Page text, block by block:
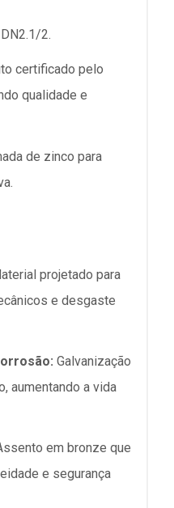
DN2.1/2.
certificado pelo
qualidade e
de zinco para
projetado para
e desgaste
Galvanização
aumentando a vida
em bronze que
e segurança